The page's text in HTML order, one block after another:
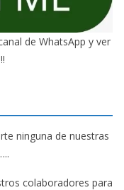
de WhatsApp y ver
ninguna de nuestras
colaboradores para